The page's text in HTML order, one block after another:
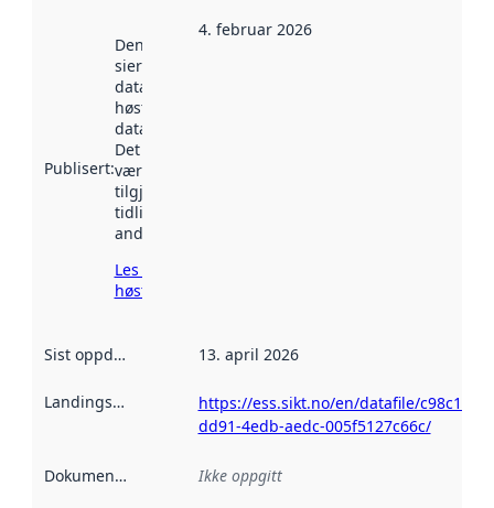
Publisert:
Denne datoen
sier når
datasettet ble
høstet av
data.norge.no.
Det kan ha
vært
tilgjengelig
tidligere
andre steder.
Les mer om
høsting her
4. februar 2026
Sist oppdatert 13. april 2026
Landingsside
https://ess.sikt.no/en/datafile/c98c1aa8-
dd91-4edb-aedc-005f5127c66c/
Dokumentasjon Ikke oppgitt